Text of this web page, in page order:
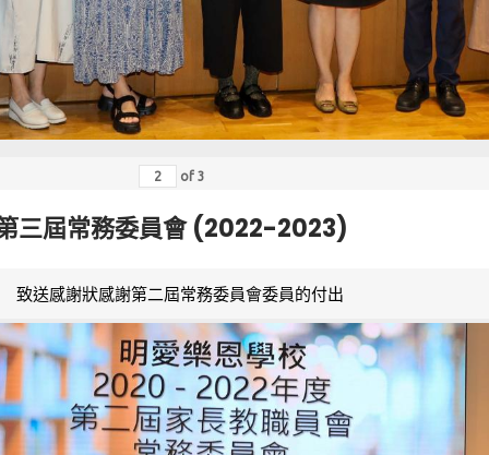
of 3
三屆常務委員會 (2022-2023)
致送感謝狀感謝第二屆常務委員會委員的付出